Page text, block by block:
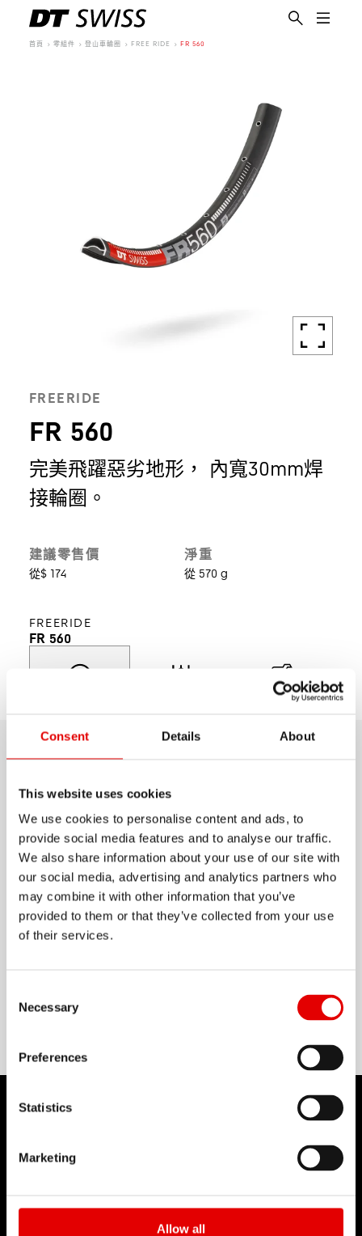
Consent Details About
This website uses cookies
We use cookies to personalise content and ads, to
provide social media features and to analyse our traffic.
We also share information about your use of our site with
our social media, advertising and analytics partners who
may combine it with other information that you’ve
provided to them or that they’ve collected from your use
of their services.
Necessary
Preferences
Statistics
Marketing
Allow all
首頁 零組件 登山車輪圈 FREE RIDE FR 560
FREERIDE
FR 560
完美飛躍惡劣地形， 內寬30mm焊
接輪圈。
建議零售價
從$ 174
淨重
從 570 g
FREERIDE
FR 560
產品支援
總覽
以及最粗魯的著陸而生。 經過世界錦標賽事認證的原
型， 如今最終成品正等著您最劇烈的騎乘。 提供經
典的26"、 27"與大輪徑的29"規格。 30mm 內寬讓您
的外胎在高速通過彎道斜坡時， 能提供最大的支撐
性。
顯示更多